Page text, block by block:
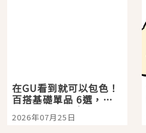
在GU看到就可以包色！
百搭基礎單品 6選，閉
眼全收也不心疼
2026年07月25日